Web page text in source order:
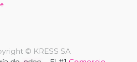
© KRESS SA